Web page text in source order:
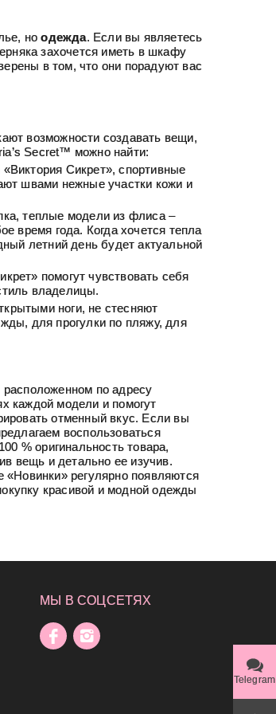
ноодежда. Если вы являетесь
захочется иметь в шкафу
в том, что они порадуют вас
возможности создавать вещи,
Secret™ можно найти:
Сикрет», спортивные
швами нежные участки кожи и
теплые модели из флиса –
время года. Когда хочется тепла
летний день будет актуальной
помогут чувствовать себя
владелицы.
ноги, не стесняют
для прогулки по пляжу, для
по адресу
каждой модели и помогут
отменный вкус. Если вы
воспользоваться
% оригинальность товара,
вещь и детально ее изучив.
регулярно появляются
красивой и модной одежды
МЫ В СОЦСЕТЯХ
Telegram